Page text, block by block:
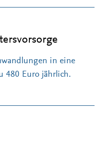
in eine
480 Euro jährlich.